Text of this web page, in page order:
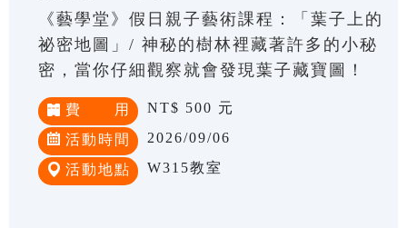
《藝學堂》假日親子藝術課程：「葉子上的
祕密地圖」/ 神秘的樹林裡藏著許多的小秘
密，當你仔細觀察就會發現葉子藏寶圖！
費 用 NT$ 500 元
活動時間 2026/09/06
活動地點 W315教室